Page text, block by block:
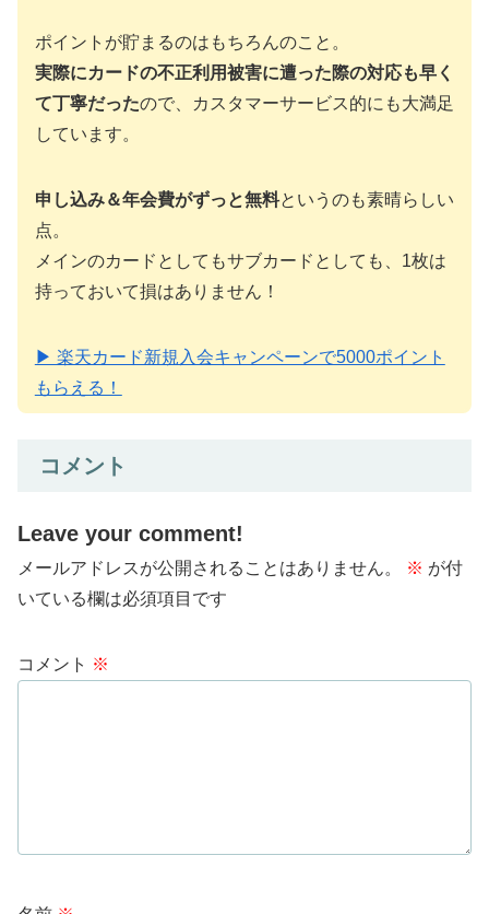
ポイントが貯まるのはもちろんのこと。
実際にカードの不正利用被害に遭った際の対応も早く
て丁寧だったので、カスタマーサービス的にも大満足
しています。
申し込み＆年会費がずっと無料というのも素晴らしい
点。
メインのカードとしてもサブカードとしても、1枚は
持っておいて損はありません！
▶ 楽天カード新規入会キャンペーンで5000ポイント
もらえる！
コメント
Leave your comment!
メールアドレスが公開されることはありません。 ※ が付
いている欄は必須項目です
コメント ※